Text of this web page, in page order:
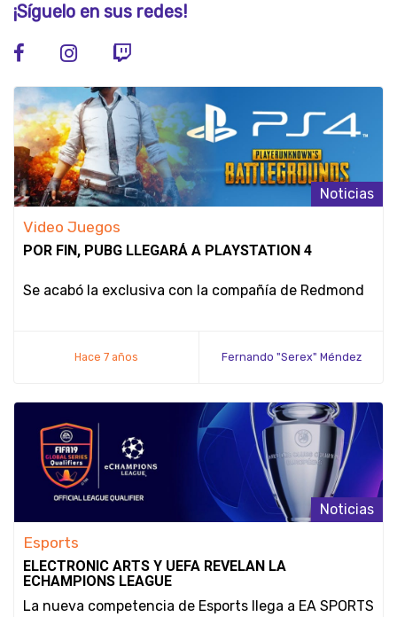
¡Síguelo en sus redes!
Noticias
Video Juegos
POR FIN, PUBG LLEGARÁ A PLAYSTATION 4
Se acabó la exclusiva con la compañía de Redmond
Hace 7 años Fernando "Serex" Méndez
Noticias
Esports
ELECTRONIC ARTS Y UEFA REVELAN LA
ECHAMPIONS LEAGUE
La nueva competencia de Esports llega a EA SPORTS